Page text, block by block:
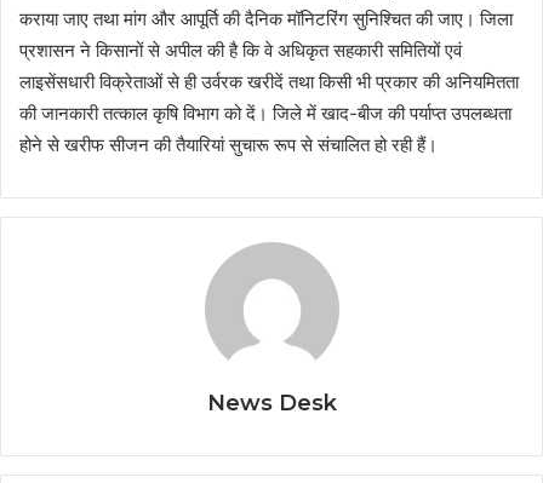
कराया जाए तथा मांग और आपूर्ति की दैनिक मॉनिटरिंग सुनिश्चित की जाए। जिला
प्रशासन ने किसानों से अपील की है कि वे अधिकृत सहकारी समितियों एवं
लाइसेंसधारी विक्रेताओं से ही उर्वरक खरीदें तथा किसी भी प्रकार की अनियमितता
की जानकारी तत्काल कृषि विभाग को दें। जिले में खाद-बीज की पर्याप्त उपलब्धता
होने से खरीफ सीजन की तैयारियां सुचारू रूप से संचालित हो रही हैं।
News Desk